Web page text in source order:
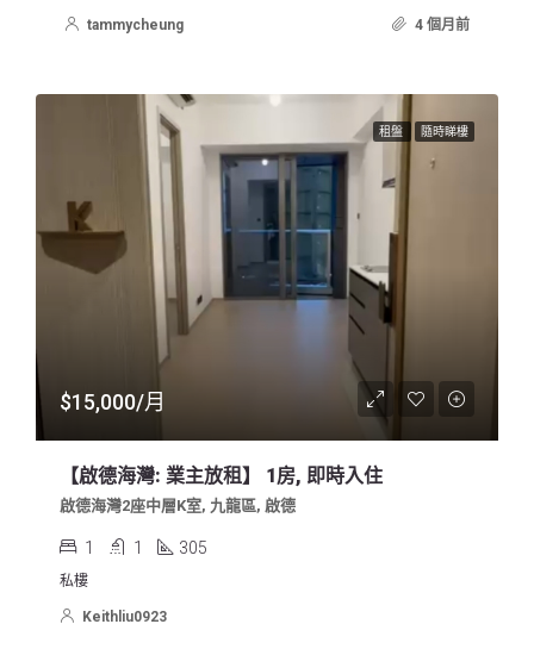
tammycheung 4 個月前
租盤 隨時睇樓
$15,000/月
【啟德海灣: 業主放租】 1房, 即時入住
啟德海灣2座中層K室, 九龍區, 啟德
1 1 305
私樓
Keithliu0923